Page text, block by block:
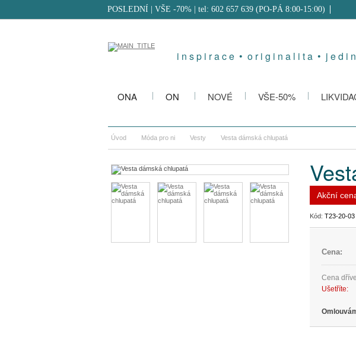
i n s p i r a c e • o r i g i n a l i t a • j e d i
POSLEDNÍ | VŠE -70%| tel: 602 657 639 (PO-PÁ 8:00-15:00)
ONA ON NOVÉ VŠE-50%
Úvod Móda pro ni Vesty Vesta dámská chlupatá
Akční
Kód: T23-20-03
Cena:
Cena
Ušetříte: